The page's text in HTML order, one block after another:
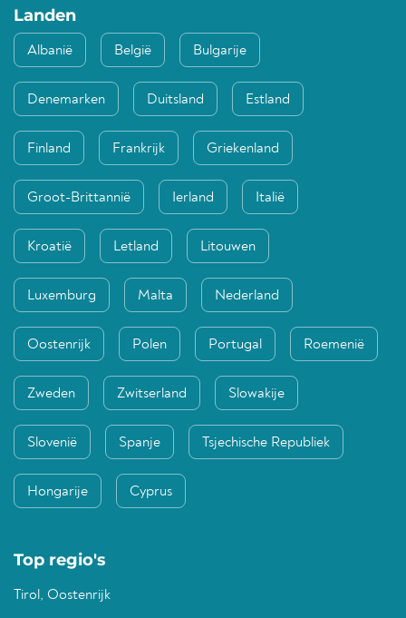
Landen
Albanië België Bulgarije
Denemarken Duitsland Estland
Finland Frankrijk Griekenland
Groot-Brittannië Ierland Italië
Kroatië Letland Litouwen
Luxemburg Malta Nederland
Oostenrijk Polen Portugal Roemenië
Zweden Zwitserland Slowakije
Slovenië Spanje Tsjechische Republiek
Hongarije Cyprus
Top regio's
Tirol, Oostenrijk